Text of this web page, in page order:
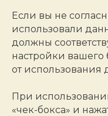
Если вы не
использовали
должны
настройки вашего
от использования
При
«чек-бокса» и